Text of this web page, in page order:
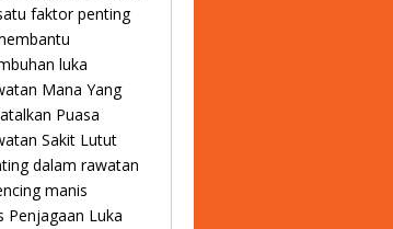
faktor penting
luka
Mana Yang
Puasa
Sakit Lutut
dalam rawatan
manis
Penjagaan Luka